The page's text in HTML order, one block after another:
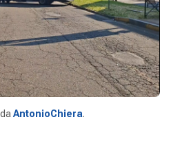
da AntonioChiera.